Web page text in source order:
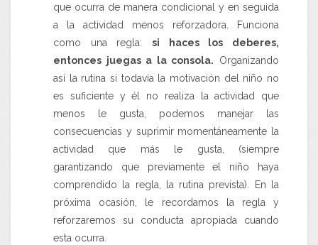
que ocurra de manera condicional y en seguida
a la actividad menos reforzadora. Funciona
como una regla:si haces los deberes,
entonces juegas a la consola. Organizando
así la rutina si todavía la motivación del niño no
es suficiente y él no realiza la actividad que
menos le gusta, podemos manejar las
consecuencias y suprimir momentáneamente la
actividad que más le gusta, (siempre
garantizando que previamente el niño haya
comprendido la regla, la rutina prevista). En la
próxima ocasión, le recordamos la regla y
reforzaremos su conducta apropiada cuando
esta ocurra.